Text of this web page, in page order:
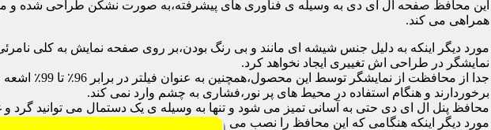
این محافظ صفحه ال ای دی به وسیله ی فناوری های پیشرفته،به صورت نشکن طراحی شده و مهم
همراهی می کند.
مورد دیگر اینکه به دلیل جنس شیشه ای مانند و بی رنگ بودن،بر روی صفحه نمایش به کلی
نمایشگر در طراحی اش تغییری ایجاد نخواهد کرد.
برخوردارند و هنگام استفاده در محیط های پر نور،فشاری به چشم وارد نمی کند.
محافظ پنل ال ای دی حتی به آسانی تمیز می شود و تنها به وسیله ی یک دستمال می توانید گرد و
مورد دیگر اینکه هنگامی که این محافظ را نصب می